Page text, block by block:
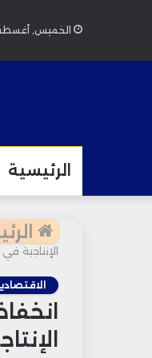
الخميس, أغسطس 6
الرئيسية
الإنتاجية